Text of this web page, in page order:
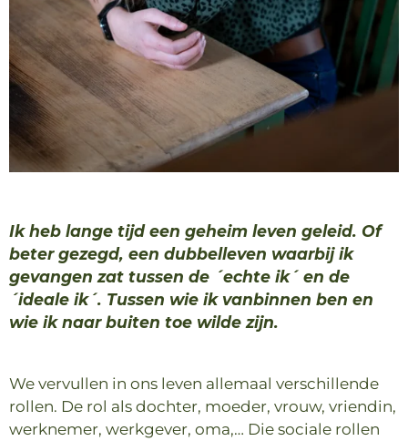
Ik heb lange tijd een geheim leven geleid. Of
beter gezegd, een dubbelleven waarbij ik
gevangen zat tussen de ´echte ik´ en de
´ideale ik´. Tussen wie ik vanbinnen ben en
wie ik naar buiten toe wilde zijn.
We vervullen in ons leven allemaal verschillende
rollen. De rol als dochter, moeder, vrouw, vriendin,
werknemer, werkgever, oma,… Die sociale rollen